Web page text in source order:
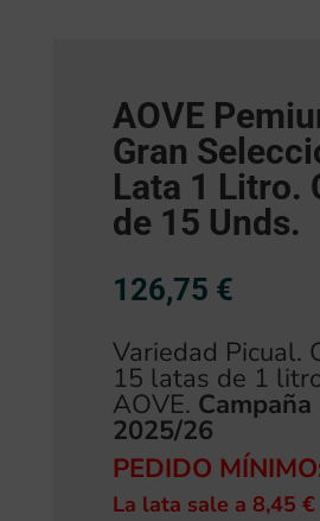
AOVE
Gran
Lata 1 Litro.
de 15 Unds.
126,75 €
Variedad Picual.
15 latas de 1
AOVE. Campaña
2025/26
PEDIDO
La lata sale a 8,45 €